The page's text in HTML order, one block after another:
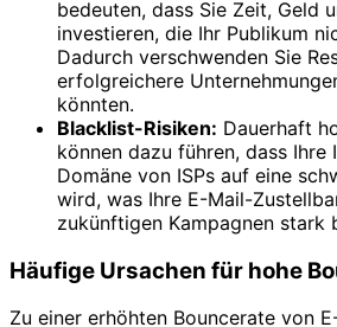
bedeuten, dass Sie Zeit, Geld
investieren, die Ihr Publikum
Dadurch verschwenden Sie
erfolgreichere
könnten.
Blacklist-Risiken: Dauerhaft
können dazu führen, dass Ihre
Domäne von ISPs auf eine
wird, was Ihre E-Mail-
zukünftigen Kampagnen stark
Häufige Ursachen für hohe
Zu einer erhöhten Bouncerate von